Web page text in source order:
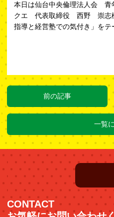
本日は仙台中央倫理法人会 青
クエ 代表取締役 西野 崇志
指導と経営塾での気付き」をテ
前の記事
一覧
CONTACT